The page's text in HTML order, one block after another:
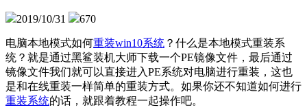
2019/10/31 670
电脑本地模式如何重装win10系统 ？什么是本地模式重装系
统？就是通过黑鲨装机大师下载一个PE镜像文件，最后通过
镜像文件我们就可以直接进入PE系统对电脑进行重装，这也
是和在线重装一样简单的重装方式。如果你还不知道如何进行
重装系统的话，就跟着教程一起操作吧。